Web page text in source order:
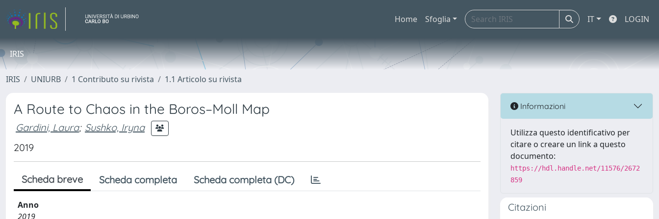
Home Sfoglia IT LOGIN
IRIS
IRIS UNIURB 1 Contributo su rivista 1.1 Articolo su rivista
A Route to Chaos in the Boros–Moll Map
Gardini, Laura; Sushko, Iryna
2019
Scheda breve Scheda completa Scheda completa (DC)
Anno
2019
Informazioni
Utilizza questo identificativo per
citare o creare un link a questo
documento:
https://hdl.handle.net/11576/2672
859
Citazioni